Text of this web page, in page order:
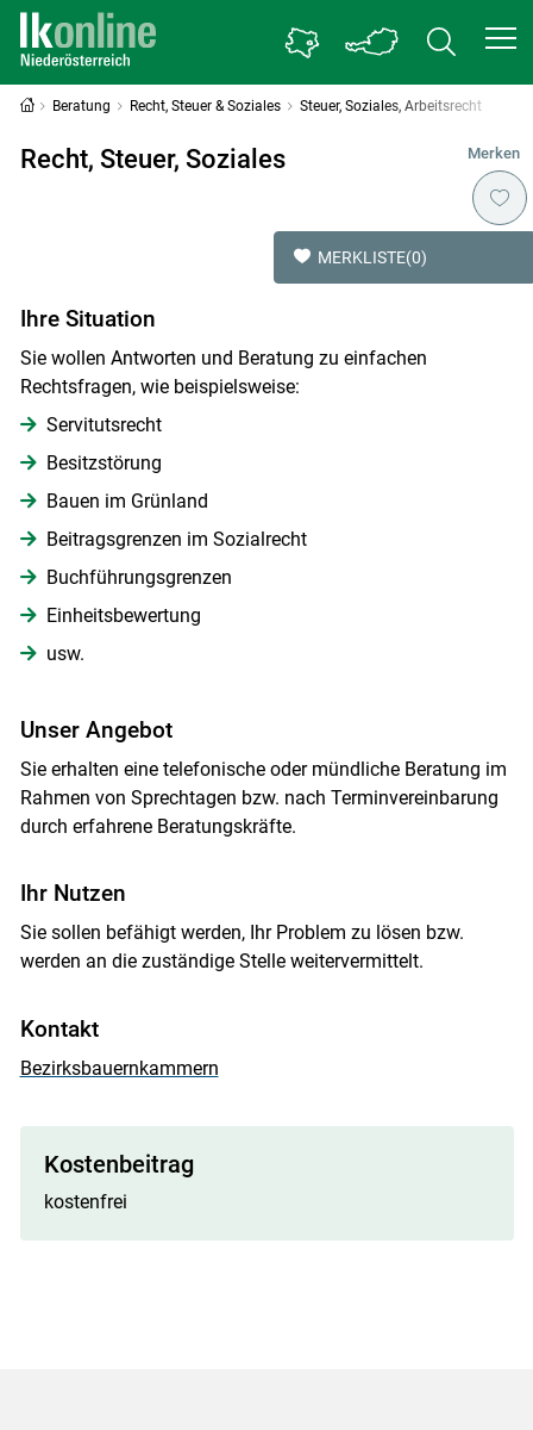
Beratung Recht, Steuer & Soziales Steuer, Soziales, Arbeitsrecht
Merken
Recht, Steuer, Soziales
MERKLISTE(0)
Ihre Situation
Sie wollen Antworten und Beratung zu einfachen
Rechtsfragen, wie beispielsweise:
Servitutsrecht
Besitzstörung
Bauen im Grünland
Beitragsgrenzen im Sozialrecht
Buchführungsgrenzen
Einheitsbewertung
usw.
Unser Angebot
Sie erhalten eine telefonische oder mündliche Beratung im
Rahmen von Sprechtagen bzw. nach Terminvereinbarung
durch erfahrene Beratungskräfte.
Ihr Nutzen
Sie sollen befähigt werden, Ihr Problem zu lösen bzw.
werden an die zuständige Stelle weitervermittelt.
Kontakt
Bezirksbauernkammern
Kostenbeitrag
kostenfrei